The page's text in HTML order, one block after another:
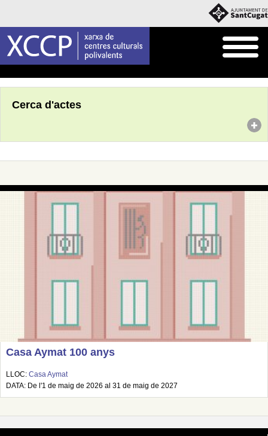
Cerca d'actes
Casa Aymat 100 anys
LLOC: Casa Aymat
DATA: De l'1 de maig de 2026 al 31 de maig de 2027